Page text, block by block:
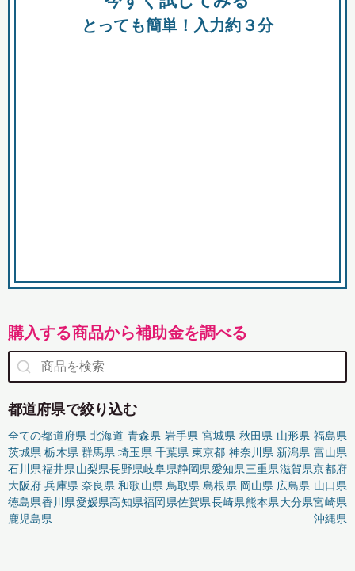
とっても簡単！入力約３分
購入する商品から補助金を調べる
都道府県で絞り込む
全ての都道府県 北海道 青森県 岩手県 宮城県 秋田県 山形県 福島県
茨城県 栃木県 群馬県 埼玉県 千葉県 東京都 神奈川県 新潟県 富山県
石川県福井県山梨県長野県岐阜県静岡県愛知県三重県滋賀県京都府
大阪府 兵庫県 奈良県 和歌山県 鳥取県 島根県 岡山県 広島県 山口県
徳島県香川県愛媛県高知県福岡県佐賀県長崎県熊本県大分県宮崎県
鹿児島県
沖縄県